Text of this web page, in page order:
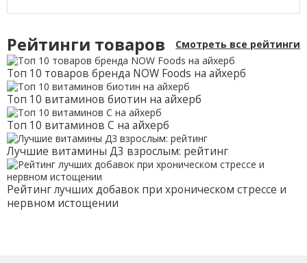
Рейтинги товаров Смотреть все рейтинги
Топ 10 товаров бренда NOW Foods на айхерб
Топ 10 витаминов биотин на айхерб
Топ 10 витаминов С на айхерб
Лучшие витамины Д3 взрослым: рейтинг
Рейтинг лучших добавок при хроническом стрессе и
нервном истощении